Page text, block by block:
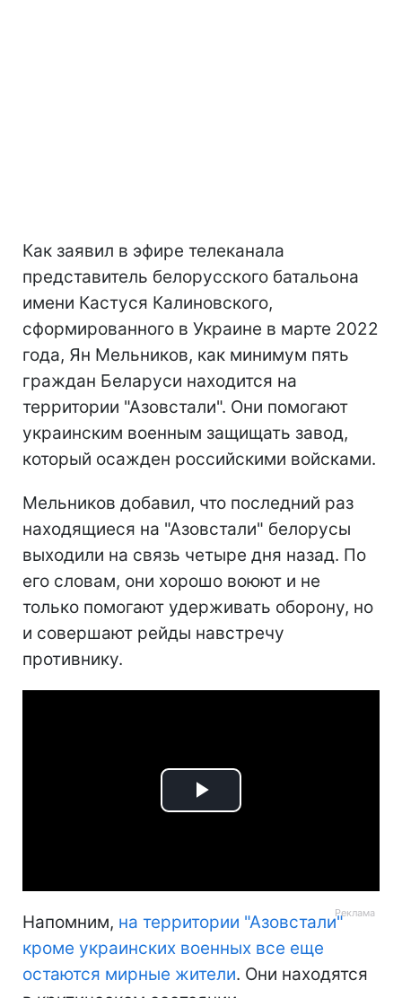
Как заявил в эфире телеканала
представитель белорусского батальона
имени Кастуся Калиновского,
сформированного в Украине в марте 2022
года, Ян Мельников, как минимум пять
граждан Беларуси находится на
территории "Азовстали". Они помогают
украинским военным защищать завод,
который осажден российскими войсками.
Мельников добавил, что последний раз
находящиеся на "Азовстали" белорусы
выходили на связь четыре дня назад. По
его словам, они хорошо воюют и не
только помогают удерживать оборону, но
и совершают рейды навстречу
противнику.
Play
Напомним, на территории "Азовстали"
кроме украинских военных все еще
остаются мирные жители. Они находятся